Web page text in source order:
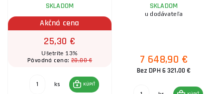
SKLADOM
Akčná cena
25,30 €
Ušetríte 13%
Pôvodná cena:28,80 €
ks KÚPIŤ
SKLADOM
u dodávateľa
7 648,90 €
Bez DPH 6 321,00 €